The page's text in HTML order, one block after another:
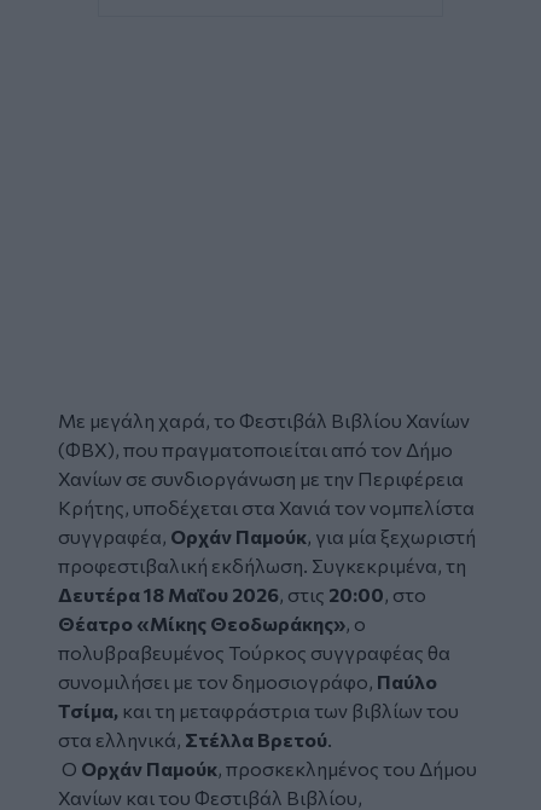
Με μεγάλη χαρά, το Φεστιβάλ Βιβλίου Χανίων
(ΦΒΧ), που πραγματοποιείται από τον Δήμο
Χανίων σε συνδιοργάνωση με την Περιφέρεια
Κρήτης, υποδέχεται στα Χανιά τον νομπελίστα
συγγραφέα, Ορχάν Παμούκ, για μία ξεχωριστή
προφεστιβαλική εκδήλωση. Συγκεκριμένα, τη
Δευτέρα 18 Μαΐου 2026, στις 20:00, στο
Θέατρο «Μίκης Θεοδωράκης», ο
πολυβραβευμένος Τούρκος συγγραφέας θα
συνομιλήσει με τον δημοσιογράφο, Παύλο
Τσίμα, και τη μεταφράστρια των βιβλίων του
στα ελληνικά, Στέλλα Βρετού.
Ο Ορχάν Παμούκ, προσκεκλημένος του Δήμου
Χανίων και του Φεστιβάλ Βιβλίου,